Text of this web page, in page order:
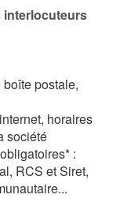
interlocuteurs
postale,
horaires
société
:
RCS et Siret,